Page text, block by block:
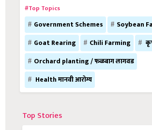
#Top Topics
Government Schemes
Soybean
Goat Rearing
Chili Farming
Orchard planting / फळबाग लागवड
Health मानवी आरोग्य
Top Stories